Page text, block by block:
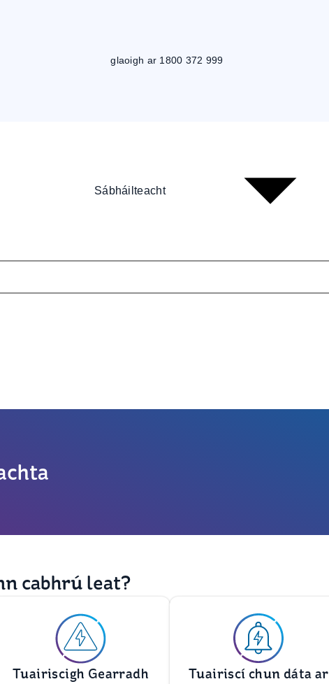
glaoigh ar 1800 372 999
Sábháilteacht
cabhrú leat?
Tuairiscigh Gearradh
Tuairiscí chun dáta ar